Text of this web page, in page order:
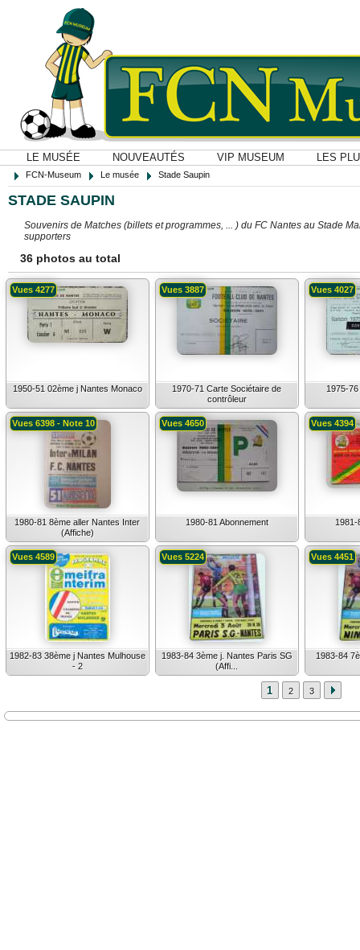
LE MUSÉE NOUVEAUTÉS VIP MUSEUM LES
FCN-Museum Le musée Stade Saupin
STADE SAUPIN
Souvenirs de Matches (billets et programmes, ... ) du FC Nantes au Stade
supporters
36 photos au total
1950-51 02ème j Nantes Monaco
Vues 4277
1970-71 Carte Sociétaire de
contrôleur
Vues 3887
1975-
Vues 4027
1980-81 8ème aller Nantes Inter
(Affiche)
Vues 6398 - Note 10
1980-81 Abonnement
Vues 4650
1981-
Vues 4394
1982-83 38ème j Nantes Mulhouse
- 2
Vues 4589
1983-84 3ème j. Nantes Paris SG
(Affi...
Vues 5224
1983-84
Vues 4451
1 2 3